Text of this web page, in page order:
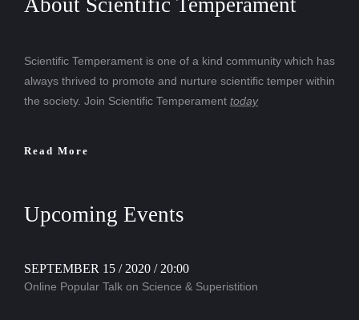
About Scientific Temperament
Scientific Temperament is one of a kind community which has
always thrived to promote and nurture scientific temper within
the society. Join Scientific Temperament today
Read More
Upcoming Events
SEPTEMBER 15 / 2020 / 20:00
Online Popular Talk on Science & Superistition